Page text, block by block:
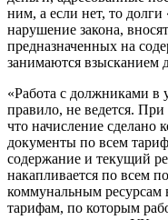
ним, а если нет, то
нарушение закона,
предназначенных на
занимаются взысканием
«Работа с должниками
правило, не ведется.
что начисление сделано
документы по всем
содержание и текущий
накапливается по всем
коммунальным ресурсам
тарифам, по которым